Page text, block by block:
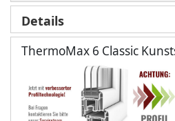
Details
ThermoMax 6 Classic